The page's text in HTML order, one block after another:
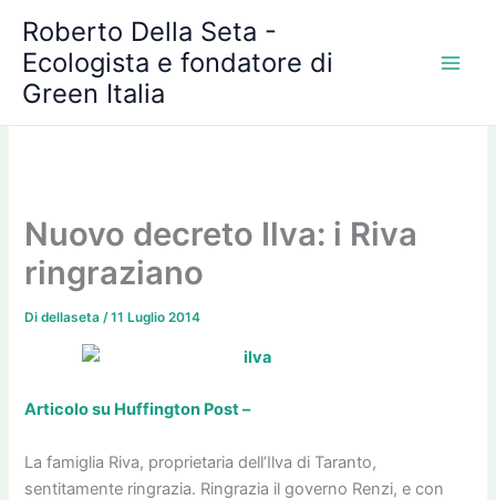
contenuto
Roberto Della Seta -
Ecologista e fondatore di
Green Italia
Nuovo decreto Ilva: i Riva
ringraziano
Didellaseta/11 Luglio 2014
Articolo su Huffington Post –
La famiglia Riva, proprietaria dell’Ilva di Taranto,
sentitamente ringrazia. Ringrazia il governo Renzi, e con
r
c
h
i